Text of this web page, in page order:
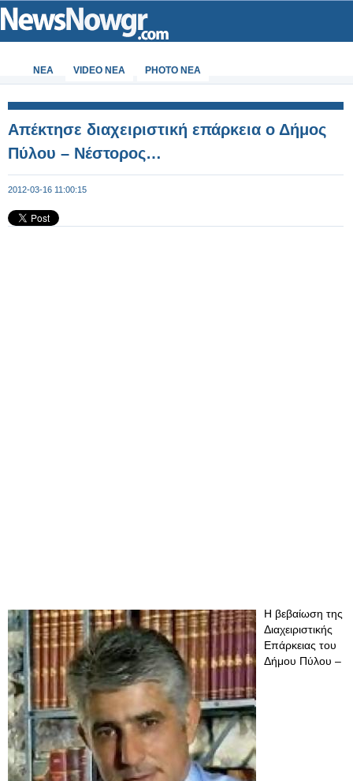
ΝΕΑ VIDEO NEA PHOTO NEA
Απέκτησε διαχειριστική επάρκεια ο Δήμος
Πύλου – Νέστορος…
2012-03-16 11:00:15
Η βεβαίωση της
Διαχειριστικής
Επάρκειας του
Δήμου Πύλου –